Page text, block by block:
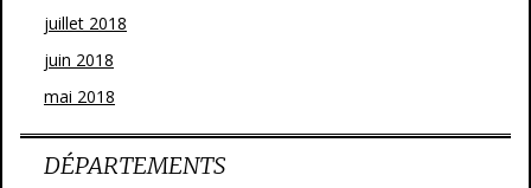
juillet 2018
juin 2018
mai 2018
DÉPARTEMENTS